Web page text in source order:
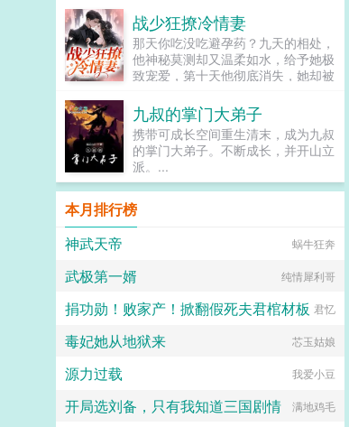
实力。她对其他人礼貌友好，唯独对
自己态度恶劣。她积极活跃，干劲十
足，极具探险精神。她言语轻浮，肆
意妄为，逗弄他的感情。她彬彬有礼
却又眼神露骨。高傲的omega破防
吸引着。他看着她一步步成长，看着
她的名字响彻云霄。她是，随流光。
这是一个灵气复苏的星际时代。这里
尖端的酷炫科技和花哨的灵气法术并
存。这里的一切都欣欣向荣。这里，
也是属于随流光的时代。文案文名男
主视角，文内女主视角。本是爽文写
成甜文的恋爱升级文，剧情和感情对
半？（走剧情的时候小情侣也可能黏
拔）女a男o。男主顶级恋爱脑，爱
主微万人迷，情绪超级稳定的大直
编乱造，脸滚键盘没有逻辑，不喜欢
预收文撅了反派以后［快穿gb］求
爱，男二有读者爱，反派是没人爱的
战少狂撩冷情妻
那天你吃没吃避孕药？九天的相处，
他神秘莫测却又温柔如水，给予她极
致宠爱，第十天他彻底消失，她却被
怀上他的孩子。几年后再遇，她隐瞒
生子的事，当他知道真相后，疯一样
将她拥入怀宝，你生第一胎的时候我
不在你身边，弥补这个遗憾唯一的办
法就是再生一个1v1结局。本故事纯
属虚构，如有雷同，纯属巧合...
九叔的掌门大弟子
携带可成长空间重生清末，成为九叔
的掌门大弟子。不断成长，并开山立
派。...
本月排行榜
神武天帝
蜗牛狂奔
武极第一婿 纯情犀利哥
捐功勋！败家产！掀翻假死夫君棺材板 君忆
毒妃她从地狱来 芯玉姑娘
源力过载 我爱小豆
开局选刘备，只有我知道三国剧情 满地鸡毛